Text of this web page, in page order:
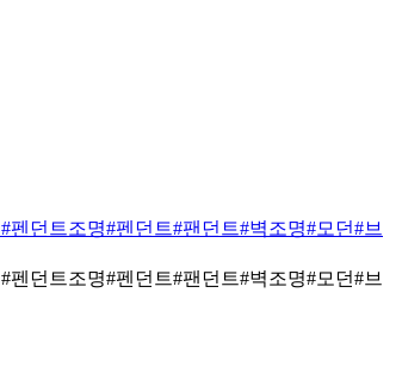
#펜던트조명#펜던트#팬던트#벽조명#모던#브
#펜던트조명#펜던트#팬던트#벽조명#모던#브